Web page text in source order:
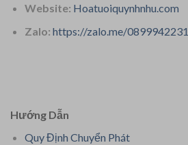
Website: Hoatuoiquynhnhu.com
Zalo: https://zalo.me/0899942231
Hướng Dẫn
Quy Định Chuyển Phát